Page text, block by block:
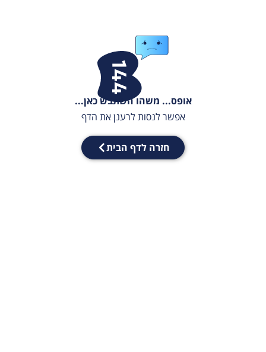
אופס... משהו השתבש כאן...
אפשר לנסות לרענן את הדף
חזרה לדף הבית